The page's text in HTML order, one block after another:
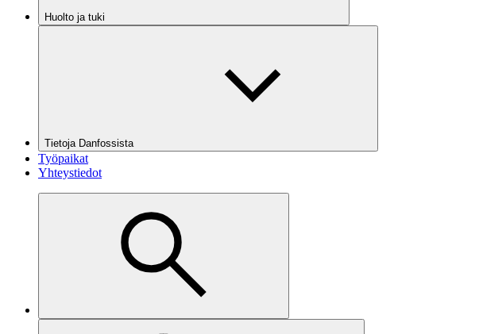
Huolto ja tuki
Tietoja Danfossista
Työpaikat
Yhteystiedot